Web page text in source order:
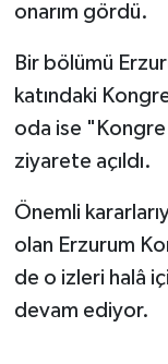
onarım gördü.
Bir bölümü
katındaki
oda ise
ziyarete açıldı.
Önemli
olan Erzurum
de o izleri halâ
devam ediyor.